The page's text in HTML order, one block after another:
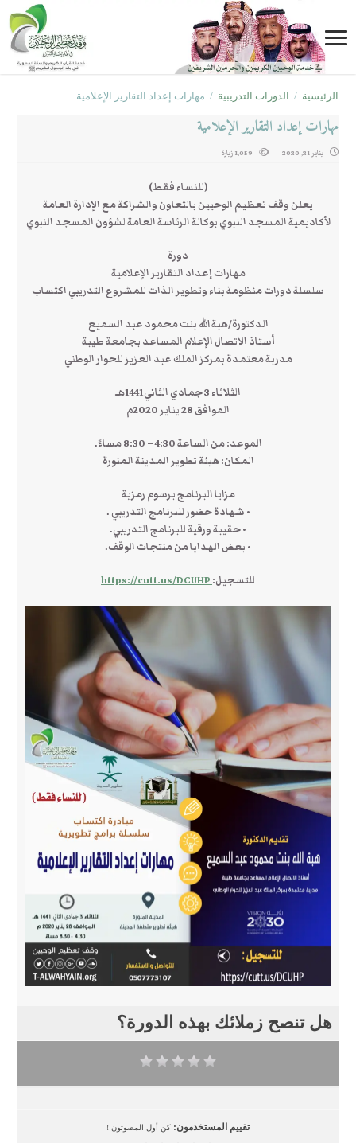
الرئيسية / الدورات التدريبية / مهارات إعداد التقارير الإعلامية
مهارات إعداد التقارير الإعلامية
يناير 21, 2020 1,059 زيارة
(للنساء فقط)
يعلن وقف تعظيم الوحيين بالتعاون والشراكة مع الإدارة العامة
لأكاديمية المسجد النبوي بوكالة الرئاسة العامة لشؤون المسجد النبوي
دورة
مهارات إعداد التقارير الإعلامية
سلسلة دورات منظومة بناء وتطوير الذات للمشروع التدريبي اكتساب
الدكتورة/هبة الله بنت محمود عبد السميع
أستاذ الاتصال الإعلام المساعد بجامعة طيبة
مدربة معتمدة بمركز الملك عبد العزيز للحوار الوطني
الثلاثاء 3 جمادي الثاني1441هـ
الموافق 28 يناير 2020م
الموعد: من الساعة 4:30 – 8:30 مساءً.
المكان: هيئة تطوير المدينة المنورة
مزايا البرنامج برسوم رمزية
• شهادة حضور للبرنامج التدريبي .
• حقيبة ورقية للبرنامج التدريبي.
• بعض الهدايا من منتجات الوقف.
للتسجيل:
هل تنصح زملائك بهذه الدورة؟
تقييم المستخدمون: كن أول المصوتون !